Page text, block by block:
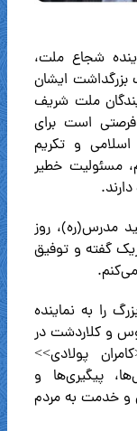
شجاع ملت،
ایشان
ملت شریف
است برای
و تکریم
مسئولیت خطیر
مدرس(ره)، روز
گفته و توفیق
را به نماینده
و کلاردشت در
پولادی>>
پیگیری‌ها و
و خدمت به مردم